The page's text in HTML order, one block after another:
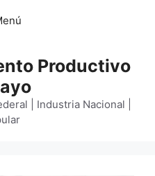
Productivo
| Industria Nacional |